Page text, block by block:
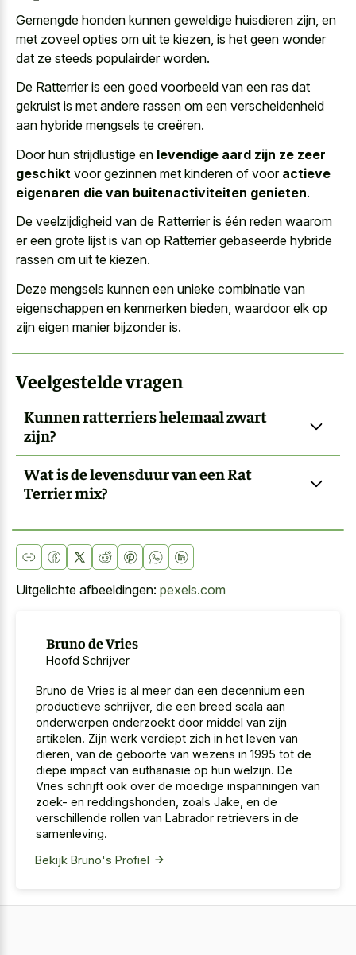
Gemengde honden kunnen geweldige huisdieren zijn, en
met zoveel opties om uit te kiezen, is het geen wonder
dat ze steeds populairder worden.
De Ratterrier is een goed voorbeeld van een ras dat
gekruist is met andere rassen om een verscheidenheid
aan hybride mengsels te creëren.
Door hun strijdlustige en levendige aard zijn ze zeer
geschikt voor gezinnen met kinderen of voor actieve
eigenaren die van buitenactiviteiten genieten.
De veelzijdigheid van de Ratterrier is één reden waarom
er een grote lijst is van op Ratterrier gebaseerde hybride
rassen om uit te kiezen.
Deze mengsels kunnen een unieke combinatie van
eigenschappen en kenmerken bieden, waardoor elk op
zijn eigen manier bijzonder is.
Veelgestelde vragen
Kunnen ratterriers helemaal zwart
zijn?
Wat is de levensduur van een Rat
Terrier mix?
Uitgelichte afbeeldingen: pexels.com
Bruno de Vries
Hoofd Schrijver
Bruno de Vries is al meer dan een decennium een
productieve schrijver, die een breed scala aan
onderwerpen onderzoekt door middel van zijn
artikelen. Zijn werk verdiept zich in het leven van
dieren, van de geboorte van wezens in 1995 tot de
diepe impact van euthanasie op hun welzijn. De
Vries schrijft ook over de moedige inspanningen van
zoek- en reddingshonden, zoals Jake, en de
verschillende rollen van Labrador retrievers in de
samenleving.
Bekijk Bruno's Profiel